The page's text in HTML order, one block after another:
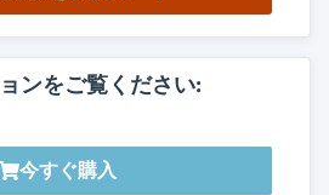
ンをご覧ください:
今すぐ購入